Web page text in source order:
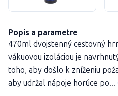
Popis a parametre
470ml dvojstenný cestovný
vákuovou izoláciou je
toho, aby došlo k zníženiu
aby udržal nápoje horúce po...